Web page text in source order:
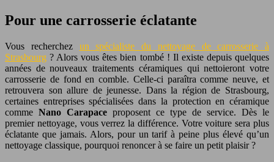
Pour une carrosserie éclatante
Vous recherchez un spécialiste du nettoyage de carrosserie à
Strasbourg ? Alors vous êtes bien tombé ! Il existe depuis quelques
années de nouveaux traitements céramiques qui nettoieront votre
carrosserie de fond en comble. Celle-ci paraîtra comme neuve, et
retrouvera son allure de jeunesse. Dans la région de Strasbourg,
certaines entreprises spécialisées dans la protection en céramique
comme Nano Carapace proposent ce type de service. Dès le
premier nettoyage, vous verrez la différence. Votre voiture sera plus
éclatante que jamais. Alors, pour un tarif à peine plus élevé qu’un
nettoyage classique, pourquoi renoncer à se faire un petit plaisir ?